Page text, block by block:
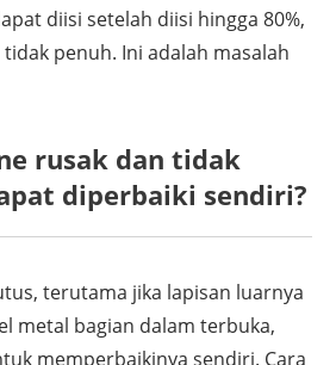
diisi setelah diisi hingga 80%,
penuh. Ini adalah masalah
rusak dan tidak
diperbaiki sendiri?
terutama jika lapisan luarnya
metal bagian dalam terbuka,
memperbaikinya sendiri. Cara